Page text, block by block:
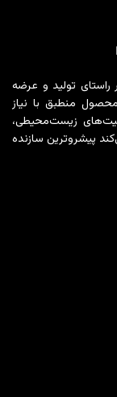
تولید و عرضه
منطبق با نیاز
زیست‌محیطی،
پیشروترین سازنده